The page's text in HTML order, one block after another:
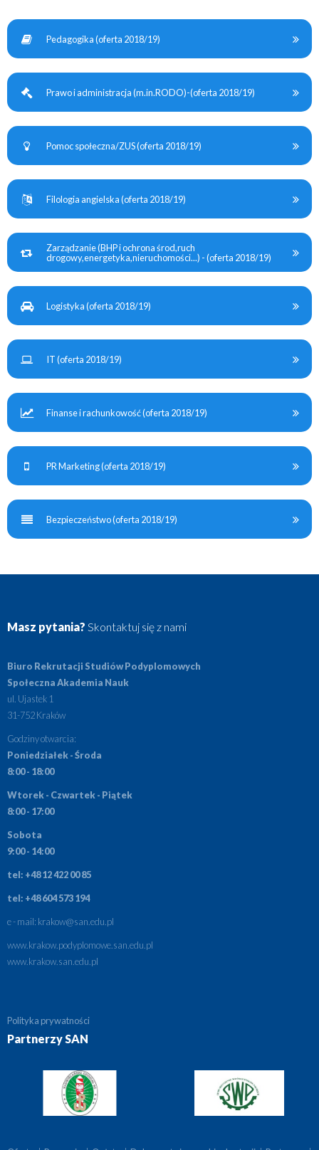
Pedagogika (oferta 2018/19)
Prawo i administracja (m.in.RODO)-(oferta 2018/19)
Pomoc społeczna/ZUS (oferta 2018/19)
Filologia angielska (oferta 2018/19)
Zarządzanie (BHP i ochrona środ,ruch
drogowy,energetyka,nieruchomości...) - (oferta 2018/19)
Logistyka (oferta 2018/19)
IT (oferta 2018/19)
Finanse i rachunkowość (oferta 2018/19)
PR Marketing (oferta 2018/19)
Bezpieczeństwo (oferta 2018/19)
Masz pytania? Skontaktuj się z nami
Biuro Rekrutacji Studiów Podyplomowych
Społeczna Akademia Nauk
ul. Ujastek 1
31-752 Kraków
Godziny otwarcia:
Poniedziałek - Środa
8:00 - 18:00
Wtorek - Czwartek - Piątek
8:00 - 17:00
Sobota
9:00 - 14:00
tel: +48 12 422 00 85
tel: +48 604 573 194
e - mail: krakow@san.edu.pl
www.krakow.podyplomowe.san.edu.pl
www.krakow.san.edu.pl
Polityka prywatności
Partnerzy SAN